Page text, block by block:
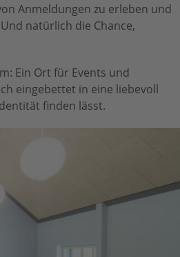
Anmeldungen zu erleben und
natürlich die Chance,
Ein Ort für Events und
eingebettet in eine liebevoll
finden lässt.